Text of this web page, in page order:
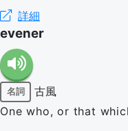
詳細
evener
名詞
古風
One who, or that